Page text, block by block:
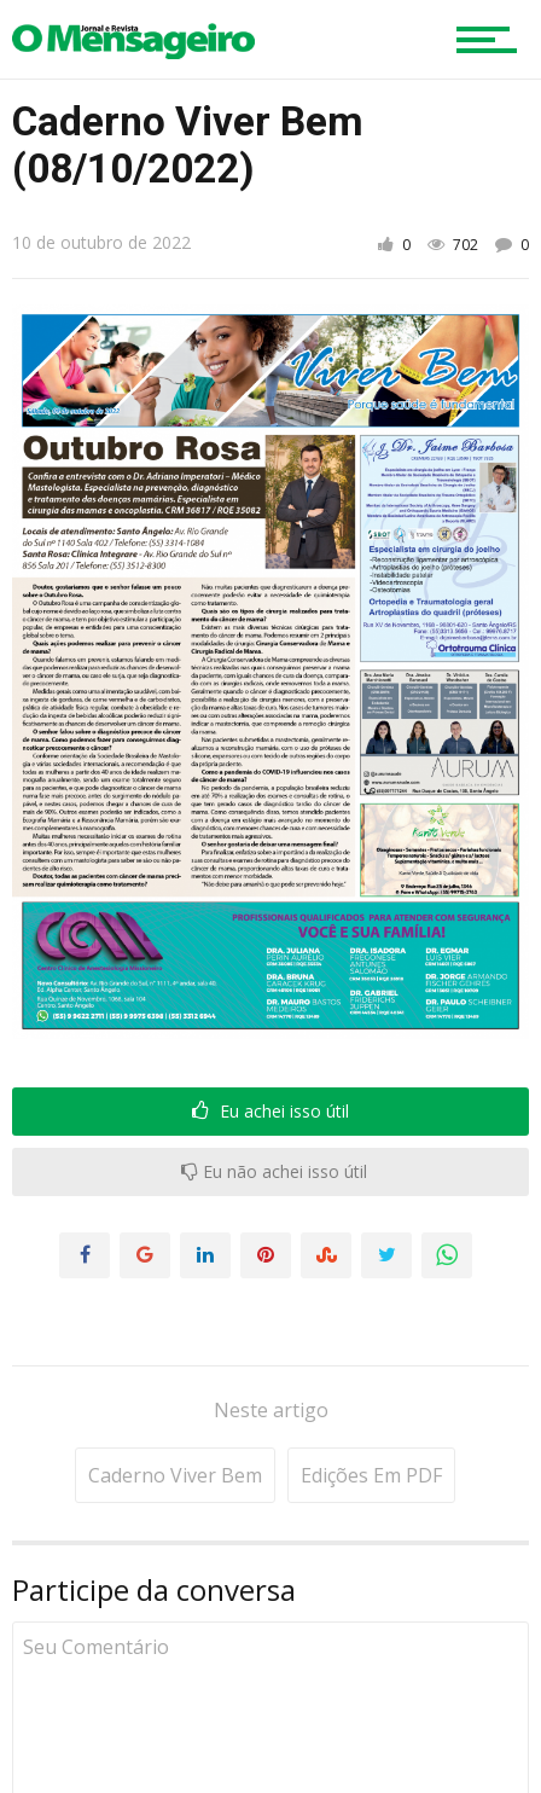
Educação
Esportes
Cultura
Turismo
Cidade
Meio Ambiente
Cotidiano
Caderno Viver Bem
(08/10/2022)
10 de outubro de 2022 0 702 0
Eu achei isso útil
Eu não achei isso útil
Neste artigo
Caderno Viver Bem Edições Em PDF
Participe da conversa